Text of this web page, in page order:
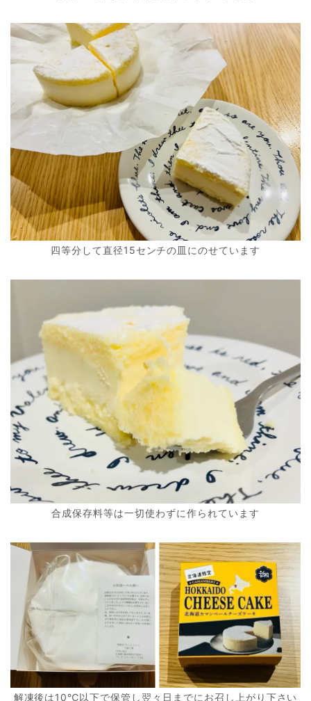
四等分して直径15センチの皿にのせています
合成保存料等は一切使わずに作られています
解凍後は10℃以下で保管し翌々日までにお召し上がり下さい